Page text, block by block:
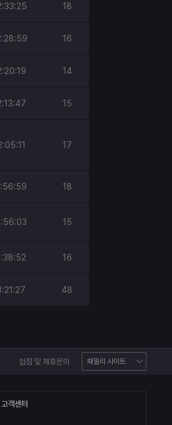
18
16
14
15
17
18
15
16
48
입점 및 제휴문의
객센터